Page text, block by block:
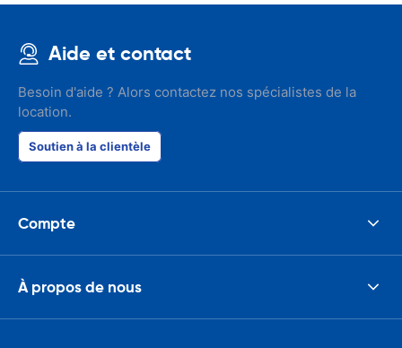
Aide et contact
Besoin d'aide ? Alors contactez nos spécialistes de la
location.
Soutien à la clientèle
Compte
À propos de nous